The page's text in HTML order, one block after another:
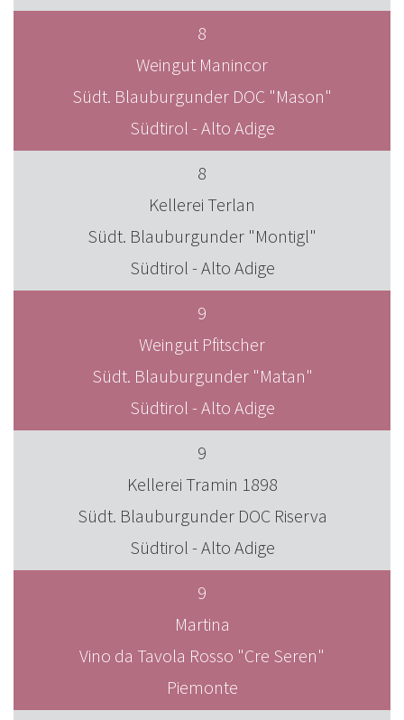
8
Weingut Manincor
Südt. Blauburgunder DOC "Mason"
Südtirol - Alto Adige
8
Kellerei Terlan
Südt. Blauburgunder "Montigl"
Südtirol - Alto Adige
9
Weingut Pfitscher
Südt. Blauburgunder "Matan"
Südtirol - Alto Adige
9
Kellerei Tramin 1898
Südt. Blauburgunder DOC Riserva
Südtirol - Alto Adige
9
Martina
Vino da Tavola Rosso "Cre Seren"
Piemonte